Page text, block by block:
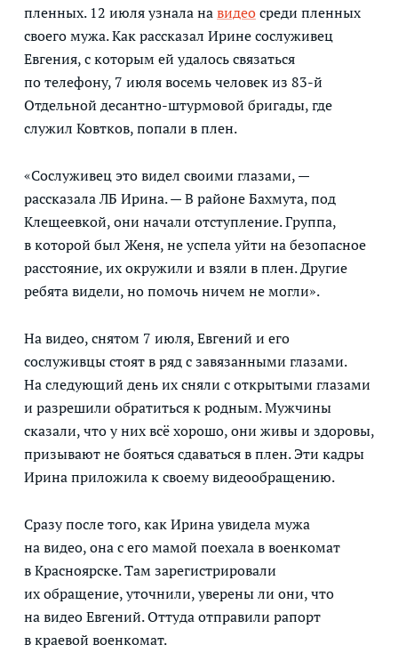
пленных. 12 июля узнала навидеосреди пленных
своего мужа. Как рассказал Ирине сослуживец
Евгения, с которым ей удалось связаться
по телефону, 7 июля восемь человек из 83-й
Отдельной десантно-штурмовой бригады, где
служил Ковтков, попали в плен.
«Сослуживец это видел своими глазами, —
рассказала ЛБ Ирина. — В районе Бахмута, под
Клещеевкой, они начали отступление. Группа,
в которой был Женя, не успела уйти на безопасное
расстояние, их окружили и взяли в плен. Другие
ребята видели, но помочь ничем не могли».
На видео, снятом 7 июля, Евгений и его
сослуживцы стоят в ряд с завязанными глазами.
На следующий день их сняли с открытыми глазами
и разрешили обратиться к родным. Мужчины
сказали, что у них всё хорошо, они живы и здоровы,
призывают не бояться сдаваться в плен. Эти кадры
Ирина приложила к своему видеообращению.
Сразу после того, как Ирина увидела мужа
на видео, она с его мамой поехала в военкомат
в Красноярске. Там зарегистрировали
их обращение, уточнили, уверены ли они, что
на видео Евгений. Оттуда отправили рапорт
в краевой военкомат.